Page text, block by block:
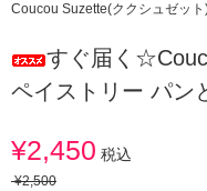
Coucou Suzette(ククシュゼット
すぐ届く
ペイストリー パン
¥2,450 税込
¥2,500